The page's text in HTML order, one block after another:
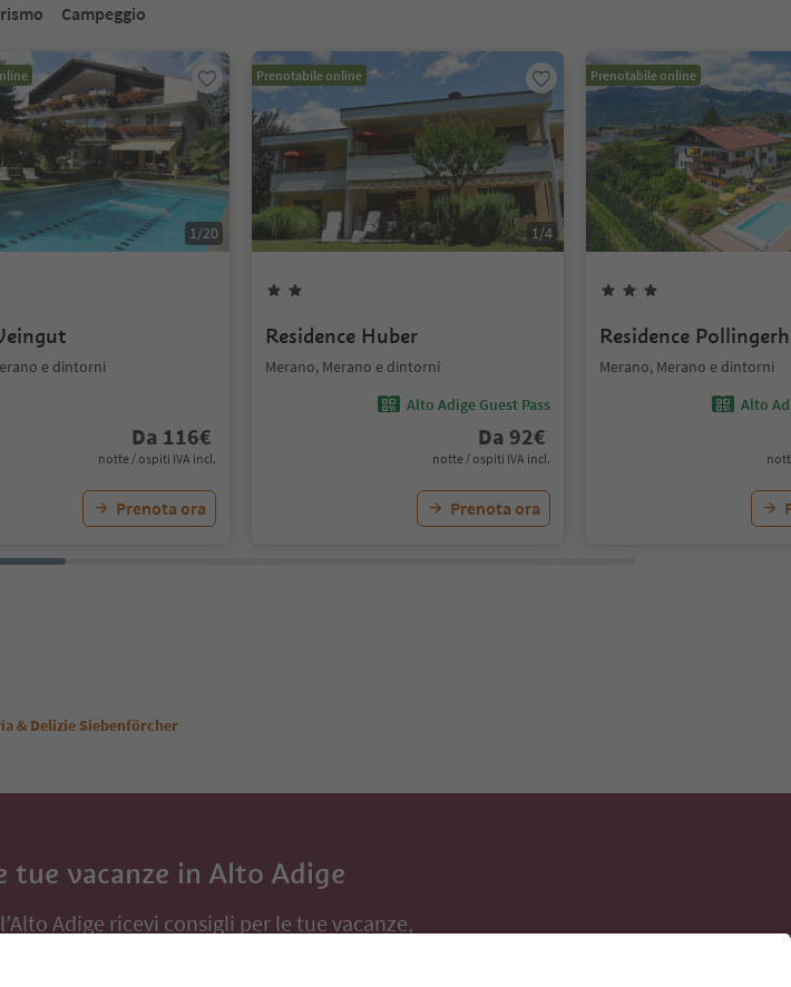
Campeggio
1/20
e dintorni
Da 116€
notte / ospiti IVA incl.
Prenota ora
Prenotabile online
1/4
Residence Huber
Merano, Merano e dintorni
Alto Adige Guest Pass
Da 92€
notte / ospiti IVA incl.
Prenota ora
Prenotabile online
Residence
Merano, Merano e dintorni
Alto
& Delizie Siebenförcher
tue vacanze in Alto Adige
Adige ricevi consigli per le tue vacanze,